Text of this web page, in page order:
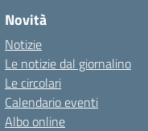
Novità
Notizie
Le notizie dal giornalino
Le circolari
Calendario eventi
Albo online